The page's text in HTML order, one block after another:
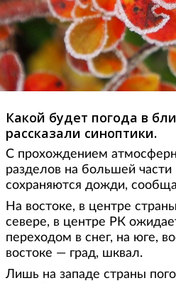
Какой будет погода в
рассказали синоптики.
С прохождением
разделов на большей части
сохраняются дожди,
На востоке, в центре
севере, в центре РК
переходом в снег, на юге,
востоке — град, шквал.
Лишь на западе страны